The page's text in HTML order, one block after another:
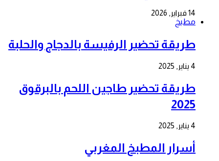
14 فبراير, 2026
مطبخ
طريقة تحضير الرفيسة بالدجاج والحلبة
4 يناير, 2025
طريقة تحضير طاجين اللحم بالبرقوق
2025
4 يناير, 2025
أسرار المطبخ المغربي